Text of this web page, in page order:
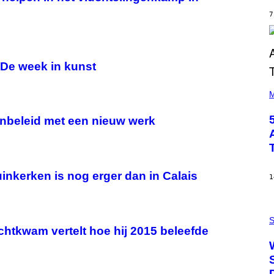
week in kunst
met een nieuw werk
is nog erger dan in Calais
vertelt hoe hij 2015 beleefde
R
E
E
A
7
P
T
O
B
Y
E
A
I
T
Z
H
O
:
N